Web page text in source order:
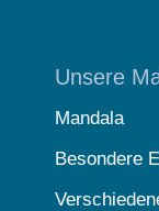
Unsere
Mandala
Besondere